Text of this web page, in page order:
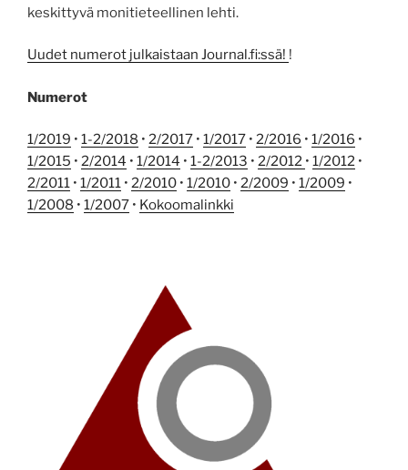
keskittyvä monitieteellinen lehti.
Uudet numerot julkaistaan Journal.fi:ssä! !
Numerot
1/2019 • 1-2/2018 • 2/2017 • 1/2017 • 2/2016 • 1/2016 •
1/2015 • 2/2014 • 1/2014 • 1-2/2013 • 2/2012 • 1/2012 •
2/2011 • 1/2011 • 2/2010 • 1/2010 • 2/2009 • 1/2009 •
1/2008 • 1/2007 • Kokoomalinkki